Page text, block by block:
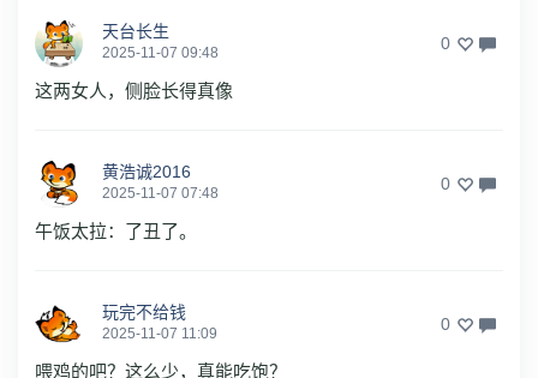
天台长生
2025-11-07 09:48 0
这两女人，侧脸长得真像
黄浩诚2016
2025-11-07 07:48 0
午饭太拉：了丑了。
玩完不给钱
2025-11-07 11:09 0
喂鸡的吧？这么少，真能吃饱？